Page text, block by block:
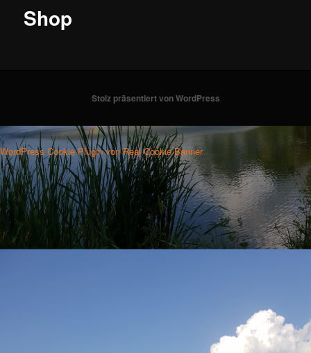
Shop
Stolz präsentiert von WordPress
WordPress Cookie Plugin von Real Cookie Banner